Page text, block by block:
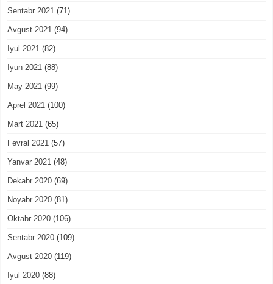
Sentabr 2021 (71)
Avgust 2021 (94)
Iyul 2021 (82)
Iyun 2021 (88)
May 2021 (99)
Aprel 2021 (100)
Mart 2021 (65)
Fevral 2021 (57)
Yanvar 2021 (48)
Dekabr 2020 (69)
Noyabr 2020 (81)
Oktabr 2020 (106)
Sentabr 2020 (109)
Avgust 2020 (119)
Iyul 2020 (88)